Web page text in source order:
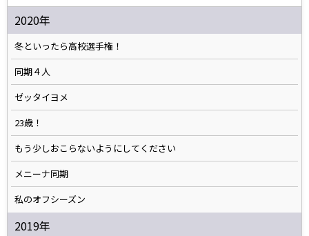
2020年
冬といったら高校選手権！
同期４人
ゼッタイヨメ
23歳！
もう少しおこらないようにしてください
メニーナ同期
私のオフシーズン
2019年